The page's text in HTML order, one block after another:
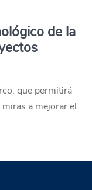
de la
que permitirá
a mejorar el